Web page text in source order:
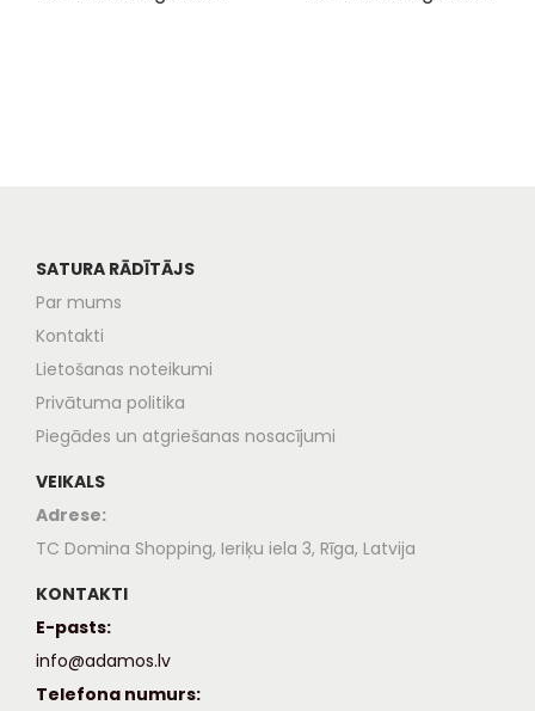
SATURA RĀDĪTĀJS
Par mums
Kontakti
Lietošanas noteikumi
Privātuma politika
Piegādes un atgriešanas nosacījumi
VEIKALS
Adrese:
TC Domina Shopping, Ieriķu iela 3, Rīga, Latvija
KONTAKTI
E-pasts:
info@adamos.lv
Telefona numurs: